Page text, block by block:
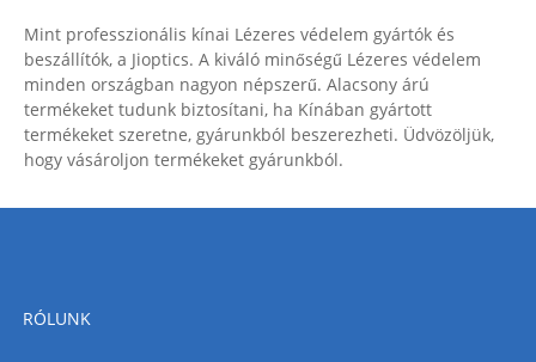
Mint professzionális kínai Lézeres védelem gyártók és
beszállítók, a Jioptics. A kiváló minőségű Lézeres védelem
minden országban nagyon népszerű. Alacsony árú
termékeket tudunk biztosítani, ha Kínában gyártott
termékeket szeretne, gyárunkból beszerezheti. Üdvözöljük,
hogy vásároljon termékeket gyárunkból.
RÓLUNK